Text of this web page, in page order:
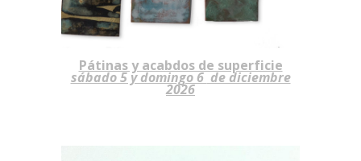
Pátinas y acabdos de superficie
sábado 5 y domingo 6de diciembre
2026